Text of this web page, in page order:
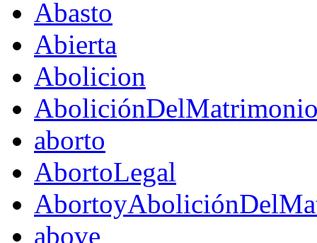
Abasto
Abierta
Abolicion
aborto
AbortoLegal
above